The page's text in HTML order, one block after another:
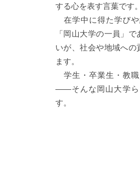
する心を表す言葉です。
在学中に得た学び
「岡山大学の一員」
いが、社会や地域へ
ます。
学生・卒業生・教
――そんな岡山大学ら
す。